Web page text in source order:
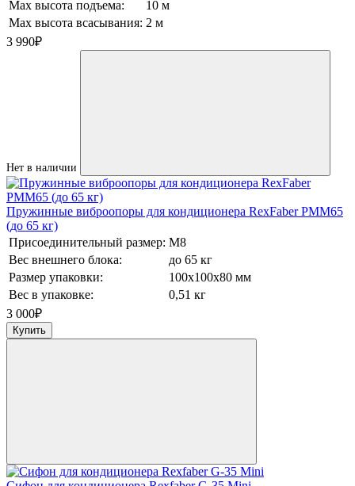
Max высота подъема:
10 м
Max высота всасывания: 2 м
3 990₽
Нет в наличии
Пружинные виброопоры для кондиционера RexFaber PMM65
(до 65 кг)
Присоединительный размер: М8
Вес внешнего блока:
до 65 кг
Размер упаковки:
100х100х80 мм
Вес в упаковке:
0,51 кг
3 000₽
Купить